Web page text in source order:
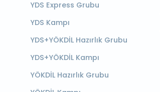
YDS Express Grubu
YDS Kampı
YDS+YÖKDİL Hazırlık Grubu
YDS+YÖKDİL Kampı
YÖKDİL Hazırlık Grubu